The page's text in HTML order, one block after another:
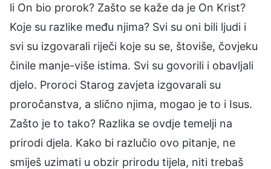
li On bio prorok? Zašto se kaže da je On Krist?
Koje su razlike među njima? Svi su oni bili ljudi i
svi su izgovarali riječi koje su se, štoviše, čovjeku
činile manje-više istima. Svi su govorili i obavljali
djelo. Proroci Starog zavjeta izgovarali su
proročanstva, a slično njima, mogao je to i Isus.
Zašto je to tako? Razlika se ovdje temelji na
prirodi djela. Kako bi razlučio ovo pitanje, ne
smiješ uzimati u obzir prirodu tijela, niti trebaš